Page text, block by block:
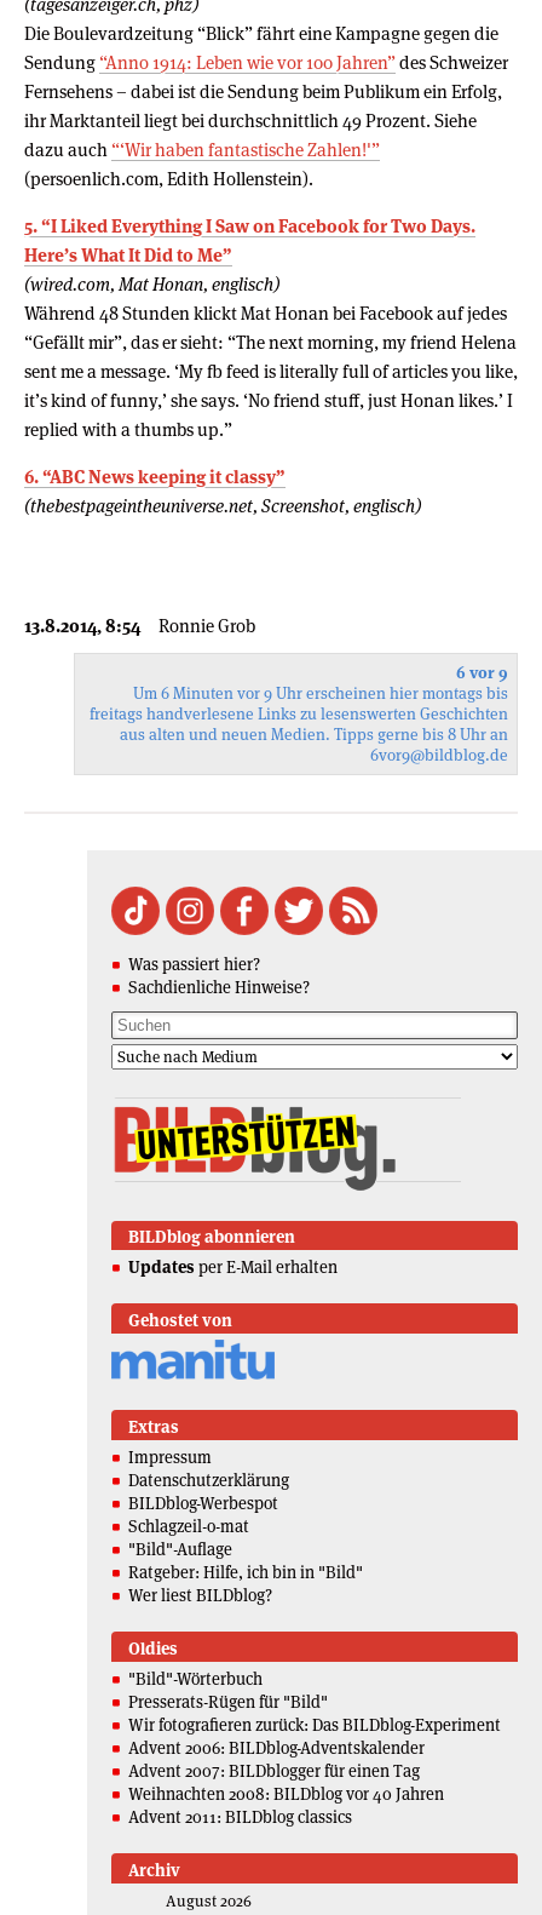
Die Boulevardzeitung “Blick” fährt eine Kampagne gegen die
Sendung “Anno 1914: Leben wie vor 100 Jahren”des Schweizer
Fernsehens – dabei ist die Sendung beim Publikum ein Erfolg,
ihr Marktanteil liegt bei durchschnittlich 49 Prozent. Siehe
dazu auch “‘Wir haben fantastische Zahlen!'”
(persoenlich.com, Edith Hollenstein).
5. “I Liked Everything I Saw on Facebook for Two Days.
Here’s What It Did to Me”
(wired.com, Mat Honan, englisch)
Während 48 Stunden klickt Mat Honan bei Facebook auf jedes
“Gefällt mir”, das er sieht: “The next morning, my friend Helena
sent me a message. ‘My fb feed is literally full of articles you like,
it’s kind of funny,’ she says. ‘No friend stuff, just Honan likes.’ I
replied with a thumbs up.”
6. “ABC News keeping it classy”
(thebestpageintheuniverse.net, Screenshot, englisch)
13.8.2014, 8:54 Ronnie Grob
6 vor 9
Um 6 Minuten vor 9 Uhr erscheinen hier montags bis
freitags handverlesene Links zu lesenswerten Geschichten
aus alten und neuen Medien. Tipps gerne bis 8 Uhr an
6vor9@bildblog.de
Was passiert hier?
Sachdienliche Hinweise?
BILDblog abonnieren
Updates per E-Mail erhalten
Gehostet von
Extras
Impressum
Datenschutzerklärung
BILDblog-Werbespot
Schlagzeil-o-mat
"Bild"-Auflage
Ratgeber: Hilfe, ich bin in "Bild"
Wer liest BILDblog?
Oldies
"Bild"-Wörterbuch
Presserats-Rügen für "Bild"
Wir fotografieren zurück: Das BILDblog-Experiment
Advent 2006: BILDblog-Adventskalender
Advent 2007: BILDblogger für einen Tag
Weihnachten 2008: BILDblog vor 40 Jahren
Advent 2011: BILDblog classics
Archiv
August 2026